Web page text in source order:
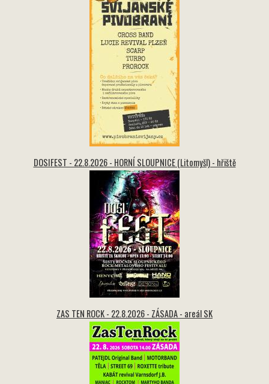
DOSIFEST - 22.8.2026 - HORNÍ SLOUPNICE (Litomyšl) - hřiště
ZAS TEN ROCK - 22.8.2026 - ZÁSADA - areál SK